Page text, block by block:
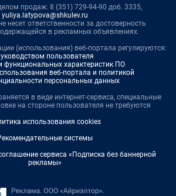
продаж: 8 (351) 729-94-90 доб. 3335,
yuliya.latypova@shkulev.ru
несет ответственности за достоверность
в рекламных объявлениях.
(использования) веб-портала регулируются:
пользователя
функциональных характеристик ПО
веб-портала и политикой
персональных данных
в виде интернет-сервиса, специальные
на стороне пользователя не требуются
использования cookies
системы
сервиса «Подписка без баннерной
рекламы»